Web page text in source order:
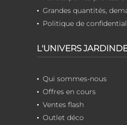
Grandes quantités,
Politique de
L'UNIVERS
Qui sommes-nous
Offres en cours
Ventes flash
Outlet déco